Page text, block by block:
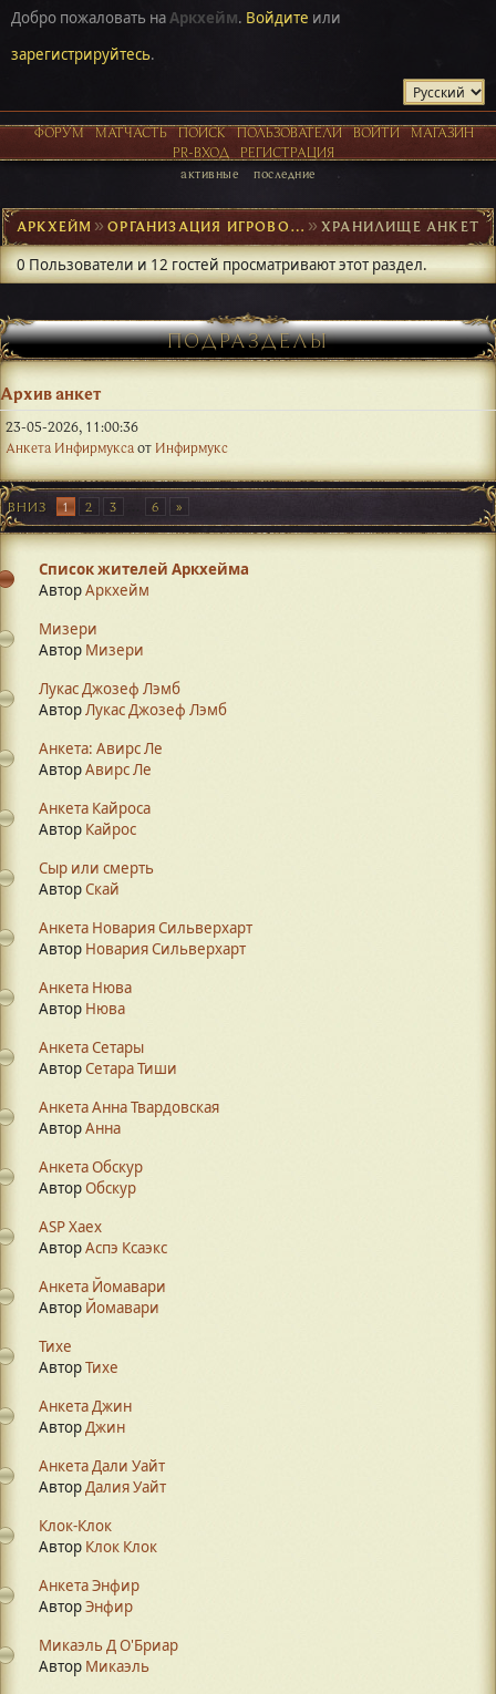
Добро пожаловать наАркхейм. Войдите или
зарегистрируйтесь.
ФОРУМ МАТЧАСТЬ ПОИСК ПОЛЬЗОВАТЕЛИ ВОЙТИ
МАГАЗИН
PR-ВХОД
РЕГИСТРАЦИЯ
активные последние
АРКХЕЙМ ► ОРГАНИЗАЦИЯ ИГРОВОГО ПРОЦЕССА ►ХРАНИЛИЩЕ АНКЕТ
0 Пользователи и 12 гостей просматривают этот раздел.
ПОДРАЗДЕЛЫ
Архив анкет
23-05-2026, 11:00:36
Анкета Инфирмуксаот Инфирмукс
ВНИЗ 1 2 3 6
Список жителей Аркхейма
АвторАркхейм
Мизери
Автор Mизери
Лукас Джозеф Лэмб
АвторЛукас Джозеф Лэмб
Анкета: Авирс Ле
АвторАвирс Ле
Анкета Кайроса
Автор Кайрос
Сыр или смерть
АвторСкай
Анкета Новария Сильверхарт
Автор Новария Сильверхарт
Анкета Нюва
Автор Нюва
Анкета Сетары
АвторСетара Тиши
Анкета Анна Твардовская
АвторАнна
Анкета Обскур
АвторОбскур
ASP Xaex
АвторАспэ Ксаэкс
Анкета Йомавари
Автор Йомавари
Тихе
АвторТихе
Анкета Джин
АвторДжин
Анкета Дали Уайт
АвторДалия Уайт
Клок-Клок
Автор Клок Клок
Анкета Энфир
АвторЭнфир
Микаэль Д О'Бриар
Автор Микаэль